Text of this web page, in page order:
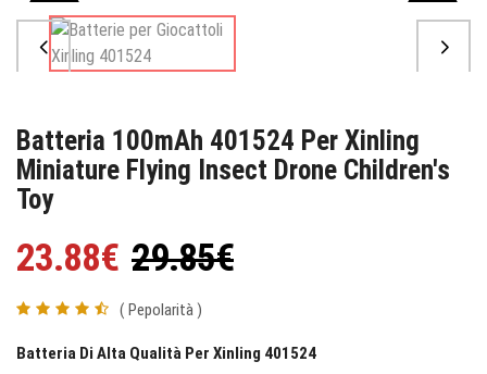
Sale
Batteria 100mAh 401524 Per Xinling
Miniature Flying Insect Drone Children's
Toy
23.88€ 29.85€
( Pepolarità )
Batteria Di Alta Qualità Per Xinling 401524